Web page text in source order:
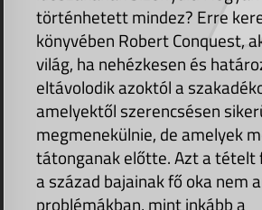
történhetett mindez? Erre
könyvében Robert Conquest,
világ, ha nehézkesen és
eltávolodik azoktól a
amelyektől szerencsésen
megmenekülnie, de amelyek
tátonganak előtte. Azt a tételt
a század bajainak fő oka nem
problémákban, mint inkább a